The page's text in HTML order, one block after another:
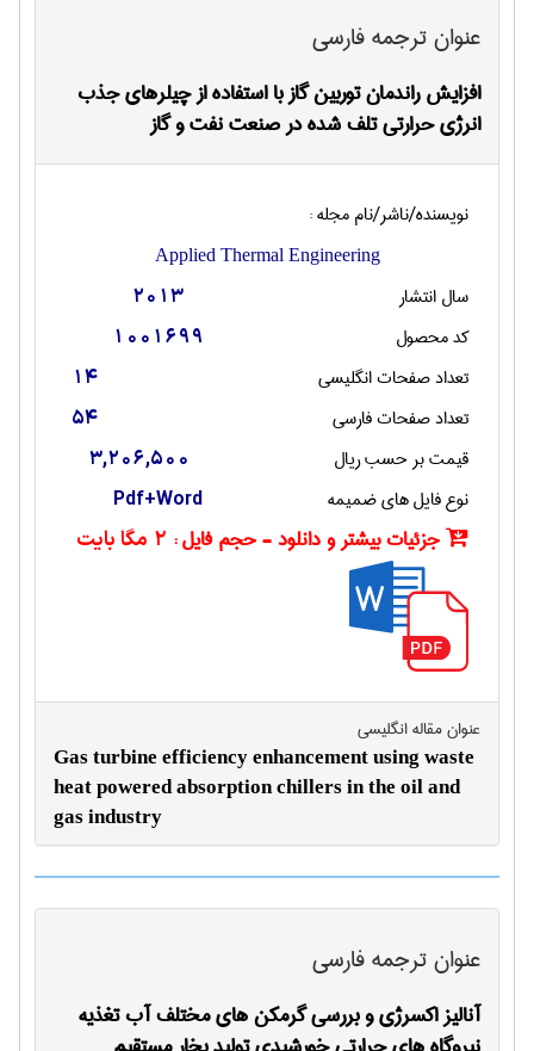
عنوان ترجمه فارسی
افزایش راندمان توربین گاز با استفاده از چیلرهای جذب
انرژی حرارتی تلف شده در صنعت نفت و گاز
نویسنده/ناشر/نام مجله :
Applied Thermal Engineering
سال انتشار 2013
کد محصول 1001699
تعداد صفحات انگليسی 14
تعداد صفحات فارسی 54
قیمت بر حسب ریال 3,206,500
نوع فایل های ضمیمه Pdf+Word
جزئیات بیشتر و دانلود - حجم فایل : 2 مگا بایت
عنوان مقاله انگليسی
Gas turbine efficiency enhancement using waste
heat powered absorption chillers in the oil and
gas industry
عنوان ترجمه فارسی
آنالیز اکسرژی و بررسی گرمكن های مختلف آب تغذیه